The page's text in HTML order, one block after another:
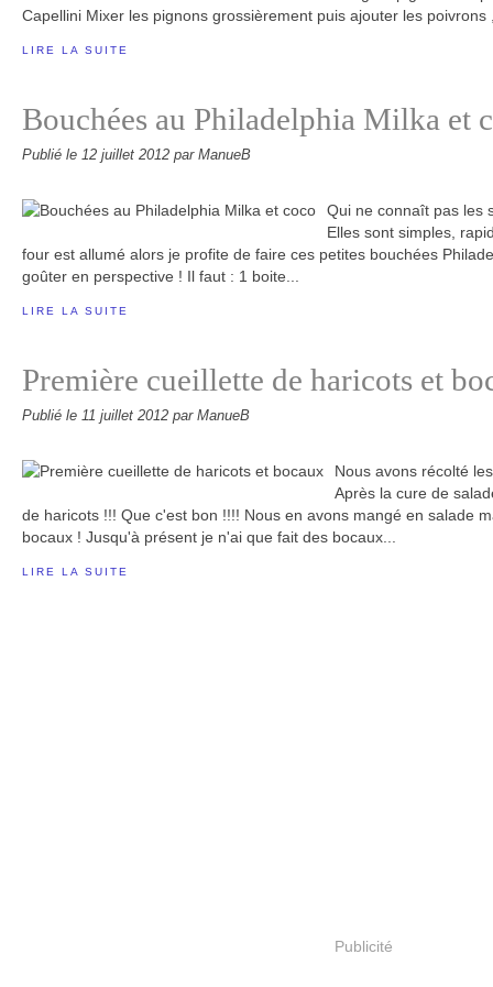
Capellini Mixer les pignons grossièrement puis ajouter les poivrons
LIRE LA SUITE
Bouchées au Philadelphia Milka et
Publié le 12 juillet 2012 par ManueB
Qui ne connaît pas les
Elles sont simples,
four est allumé alors je profite de faire ces petites bouchées
goûter en perspective ! Il faut : 1 boite...
LIRE LA SUITE
Première cueillette de haricots et
Publié le 11 juillet 2012 par ManueB
Nous avons récolté
Après la cure de
de haricots !!! Que c'est bon !!!! Nous en avons mangé en salade
bocaux ! Jusqu'à présent je n'ai que fait des bocaux...
LIRE LA SUITE
Publicité